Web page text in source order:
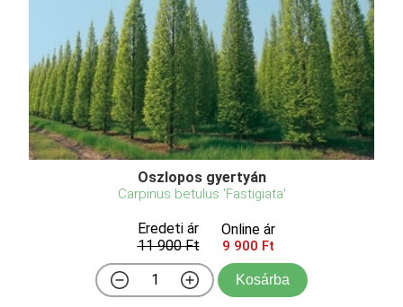
Oszlopos gyertyán
Carpinus betulus 'Fastigiata'
Eredeti ár
11 900 Ft
Online ár
9 900 Ft
Kosárba